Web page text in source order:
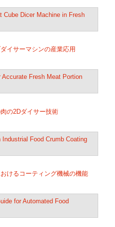
イサーマシンの産業応用
の2Dダイサー技術
けるコーティング機械の機能